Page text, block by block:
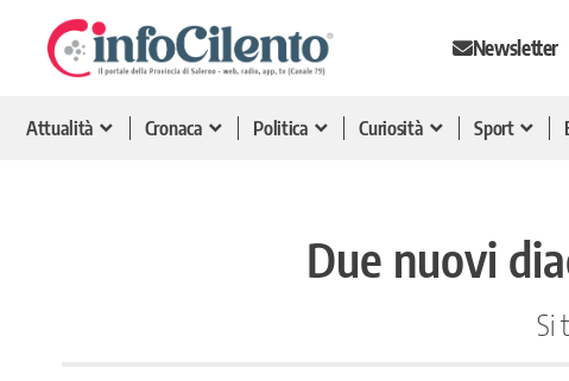
Newsletter
Attualità Cronaca Politica Curiosità Sport
Due nuovi
Si